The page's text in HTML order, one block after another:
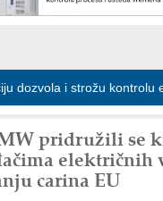
i strožu kontrolu
pridružili se
električnih
carina EU